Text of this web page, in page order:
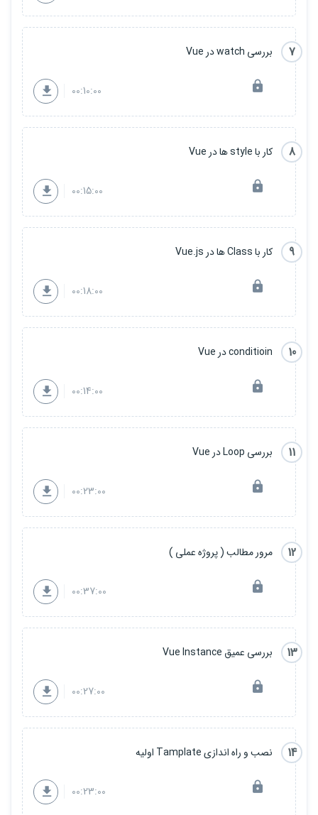
7 بررسی watch در Vue
00:10:00
8 کار با style ها در Vue
00:15:00
9 کار با Class ها در Vue.js
00:18:00
10 conditioin در Vue
00:14:00
11 بررسی Loop در Vue
00:23:00
12 مرور مطالب ( پروژه عملی )
00:37:00
13 بررسی عمیق Vue Instance
00:27:00
14 نصب و راه اندازی Tamplate اولیه
00:23:00